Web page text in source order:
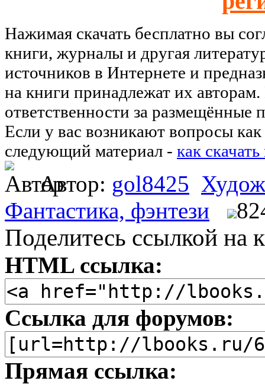
Нажимая скачать бесплатно вы
книги, журналы и другая
источников в Интернете и
на книги принадлежат их
ответственности за размещённые
Если у вас возникают вопросы как
следующий материал - как
Автор: gol8425
Фантастика, фэнтези
Поделитесь ссылкой на
HTML ссылка:
Ссылка для форумов:
Прямая ссылка: